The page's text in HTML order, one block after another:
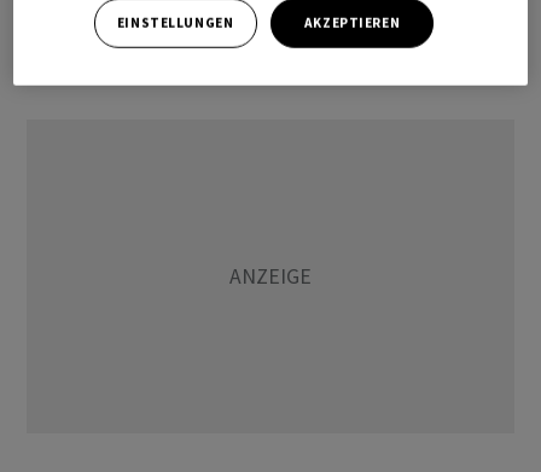
weiter ansteigen, so der Experte weiter. Er rechne denn
auch damit, dassBelimosein strategisches Margenziel
EINSTELLUNGEN AKZEPTIEREN